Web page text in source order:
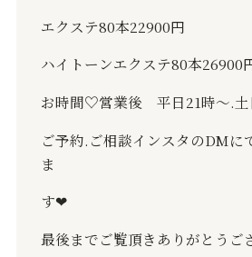
エクステ80本22900円
ハイトーンエクステ80本26900
お時間♡営業後 平日21時〜.
ご予約. ご相談インスタのDMに
ま
す❤︎
最後までご覧頂きありがとうご